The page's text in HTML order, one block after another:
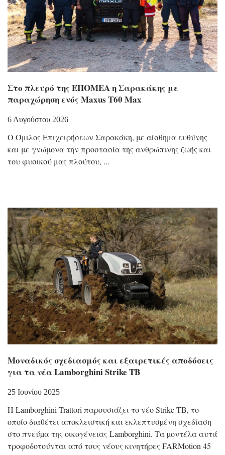
Στο πλευρό της ΕΠΟΜΕΑ η Σαρακάκης με
παραχώρηση ενός Maxus T60 Max
6 Αυγούστου 2026
Ο Όμιλος Επιχειρήσεων Σαρακάκη, με αίσθημα ευθύνης
και με γνώμονα την προστασία της ανθρώπινης ζωής και
του φυσικού μας πλούτου,
Μοναδικός σχεδιασμός και εξαιρετικές αποδόσεις
για τα νέα Lamborghini Strike TB
25 Ιουνίου 2025
Η Lamborghini Trattori παρουσιάζει το νέο Strike TB, το
οποίο διαθέτει αποκλειστική και εκλεπτυσµένη σχεδίαση
στο πνεύµα της οικογένειας Lamborghini. Τα µοντέλα αυτά
τροφοδοτούνται από τους νέους κινητήρες FARMotion 45